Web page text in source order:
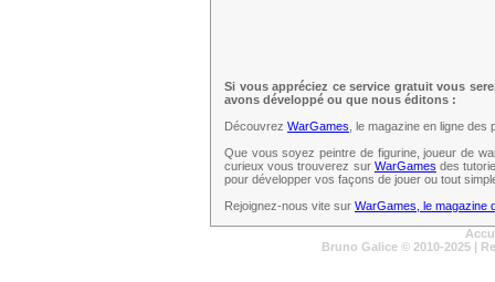
Si vous appréciez ce service gratuit vous
avons développé ou que nous éditons :
Découvrez WarGames , le magazine en ligne
Que vous soyez peintre de figurine, joueur de
curieux vous trouverez sur WarGames des
pour développer vos façons de jouer ou tout
Rejoignez-nous vite sur WarGames, le magazine
Bruno Galice © 2010-2025 |